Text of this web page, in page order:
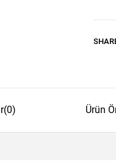
(0) Ürün